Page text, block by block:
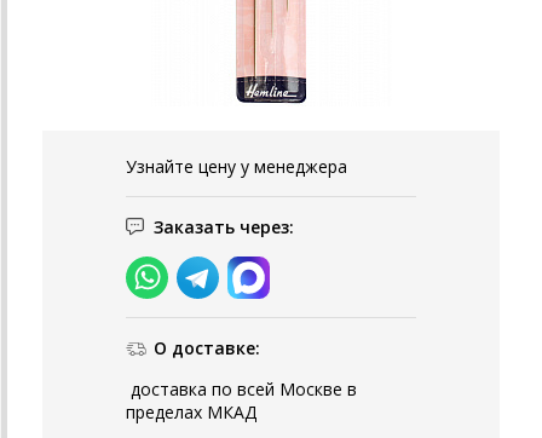
Узнайте цену у менеджера
Заказать через:
О доставке:
доставка по всей Москве в
пределах МКАД